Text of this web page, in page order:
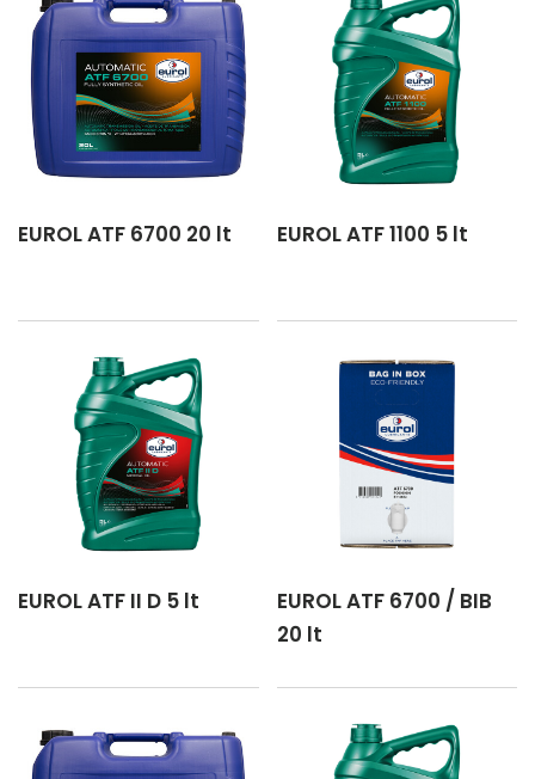
EUROL ATF 6700 20 lt EUROL ATF 1100 5 lt
EUROL ATF II D 5 lt
EUROL ATF 6700 / BIB
20 lt